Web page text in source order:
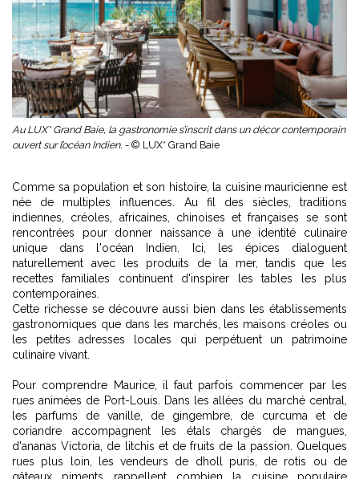
Au LUX* Grand Baie, la gastronomie s’inscrit dans un décor contemporain
ouvert sur l’océan Indien. - © LUX* Grand Baie
Comme sa population et son histoire, la cuisine mauricienne est
née de multiples influences. Au fil des siècles, traditions
indiennes, créoles, africaines, chinoises et françaises se sont
rencontrées pour donner naissance à une identité culinaire
unique dans l'océan Indien. Ici, les épices dialoguent
naturellement avec les produits de la mer, tandis que les
recettes familiales continuent d'inspirer les tables les plus
contemporaines.
Cette richesse se découvre aussi bien dans les établissements
gastronomiques que dans les marchés, les maisons créoles ou
les petites adresses locales qui perpétuent un patrimoine
culinaire vivant.
Pour comprendre Maurice, il faut parfois commencer par les
rues animées de Port-Louis. Dans les allées du marché central,
les parfums de vanille, de gingembre, de curcuma et de
coriandre accompagnent les étals chargés de mangues,
d'ananas Victoria, de litchis et de fruits de la passion. Quelques
rues plus loin, les vendeurs de dholl puris, de rotis ou de